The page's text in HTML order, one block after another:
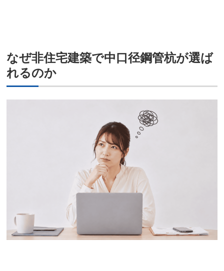
なぜ非住宅建築で中口径鋼管杭が選ば
れるのか